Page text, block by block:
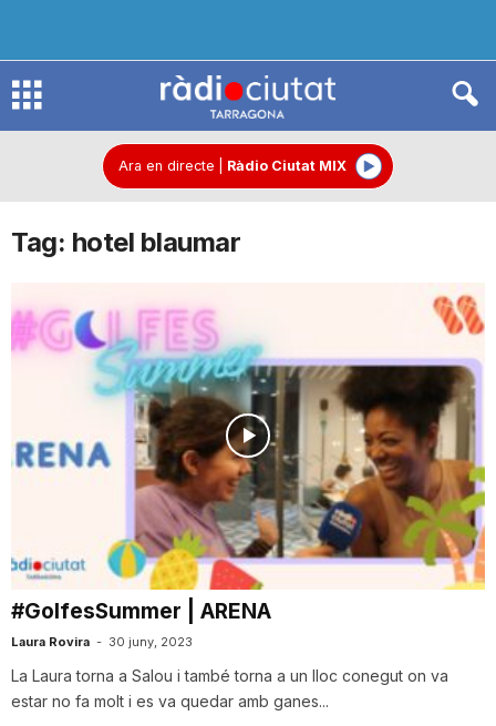
R
d
C
u
Ara en directe Ràdio Ciutat MIX
Tag: hotel blaumar
#GolfesSummer | ARENA
Laura Rovira - 30 juny, 2023
La Laura torna a Salou i també torna a un lloc conegut on va
estar no fa molt i es va quedar amb ganes...